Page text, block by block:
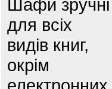
Шафи зручні
для всіх
видів книг,
окрім